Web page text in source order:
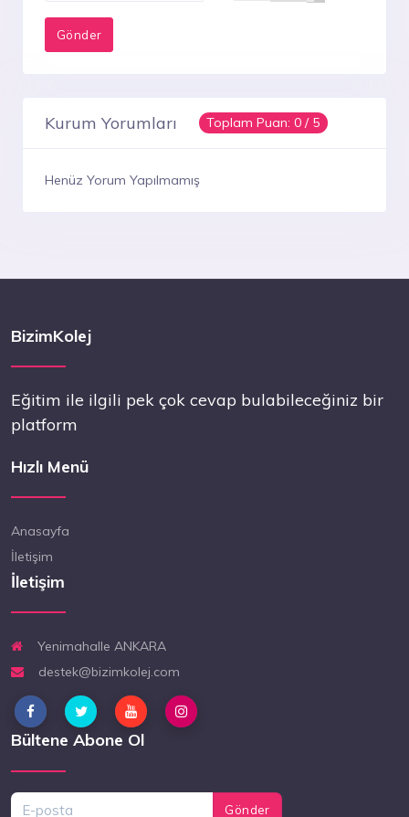
Kurum Yorumları Toplam Puan:0 / 5
Henüz Yorum Yapılmamış
BizimKolej
Eğitim ile ilgili pek çok cevap bulabileceğiniz bir
platform
Hızlı Menü
Anasayfa
İletişim
İletişim
Yenimahalle ANKARA
destek@bizimkolej.com
Bültene Abone Ol
Gönder